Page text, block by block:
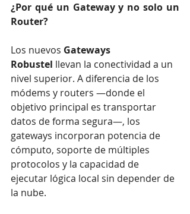
¿Por qué un Gateway y no solo un
Router?
Los nuevos Gateways
Robustel llevan la conectividad a un
nivel superior. A diferencia de los
módems y routers —donde el
objetivo principal es transportar
datos de forma segura—, los
gateways incorporan potencia de
cómputo, soporte de múltiples
protocolos y la capacidad de
ejecutar lógica local sin depender de
la nube.